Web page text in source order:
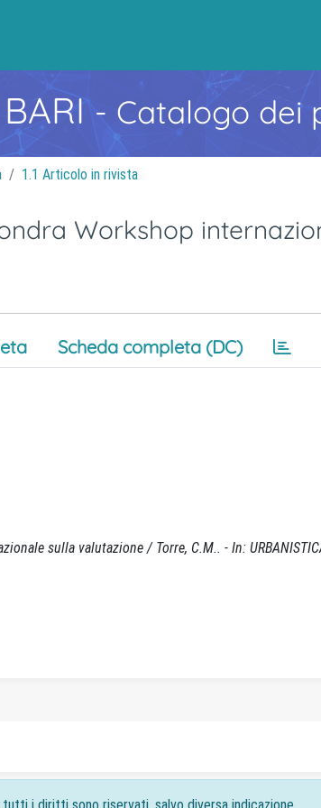
BARI- Catalogo dei
1.1 Articolo in rivista
Workshop
Scheda completa (DC)
sulla valutazione / Torre, C.M.. - In: